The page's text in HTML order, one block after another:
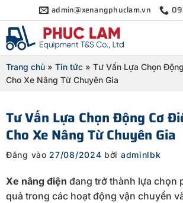
qua
nội
dung
admin@xenangphuclam.vn
Trang chủ » Tin tức » Tư Vấn Lựa Chọn
Cho Xe Nâng Từ Chuyên Gia
Tư Vấn Lựa Chọn Động Cơ
Cho Xe Nâng Từ Chuyên Gia
Đăng vào 27/08/2024 bởi adminlbk
Xe nâng điện đang trở thành lựa chọn
quả trong các hoạt động vận chuyển